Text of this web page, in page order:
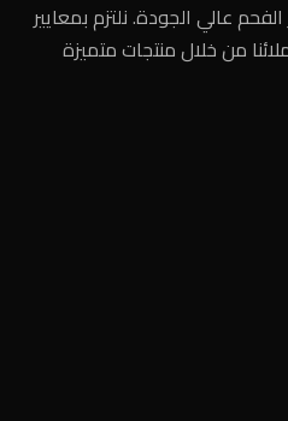
عالي الجودة. نلتزم بمعايير
من خلال منتجات متميزة